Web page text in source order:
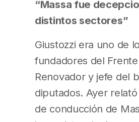
“Massa fue
distintos sectores”
Giustozzi era uno de
fundadores del Frente
Renovador y jefe del
diputados. Ayer
de conducción de